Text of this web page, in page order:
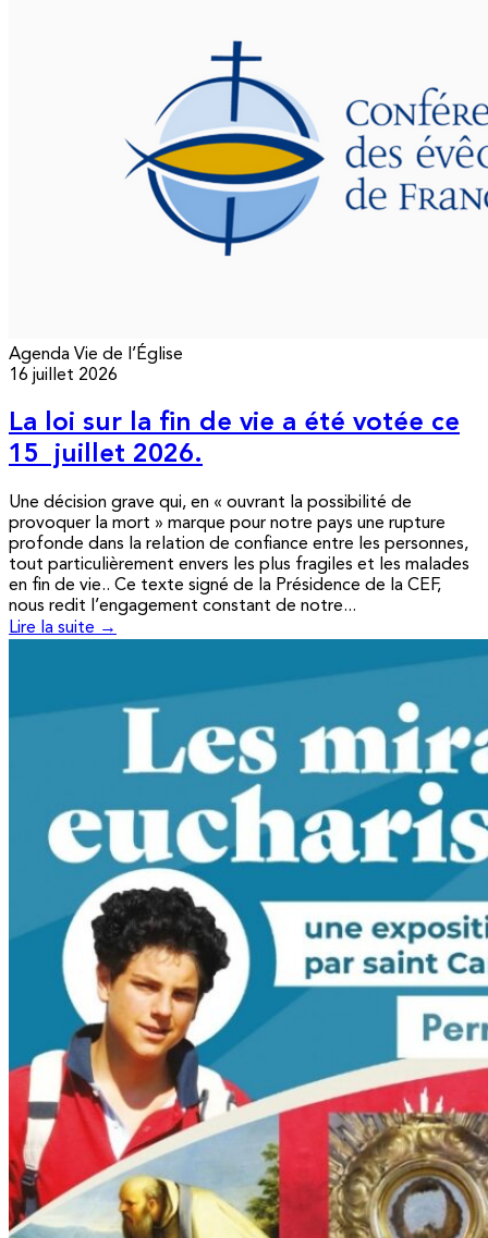
Agenda Vie de l’Église
16 juillet 2026
La loi sur la fin de vie a été votée ce
15 juillet 2026.
Une décision grave qui, en « ouvrant la possibilité de
provoquer la mort » marque pour notre pays une rupture
profonde dans la relation de confiance entre les personnes,
tout particulièrement envers les plus fragiles et les malades
en fin de vie.. Ce texte signé de la Présidence de la CEF,
nous redit l’engagement constant de notre...
Lire la suite →